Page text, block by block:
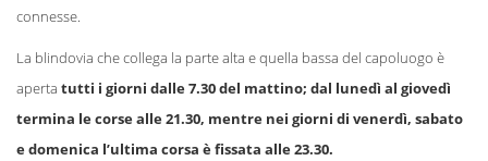
connesse.
La blindovia che collega la parte alta e quella bassa del capoluogo è
aperta tutti i giorni dalle 7.30 del mattino; dal lunedì al giovedì
termina le corse alle 21.30, mentre nei giorni di venerdì, sabato
e domenica l’ultima corsa è fissata alle 23.30.